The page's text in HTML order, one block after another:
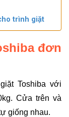
trình giặt
đơn
giặtToshiba với
Cửa trên và
giống nhau.